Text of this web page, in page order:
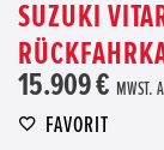
SUZUKI
15.909 € MWST.
FAVORIT